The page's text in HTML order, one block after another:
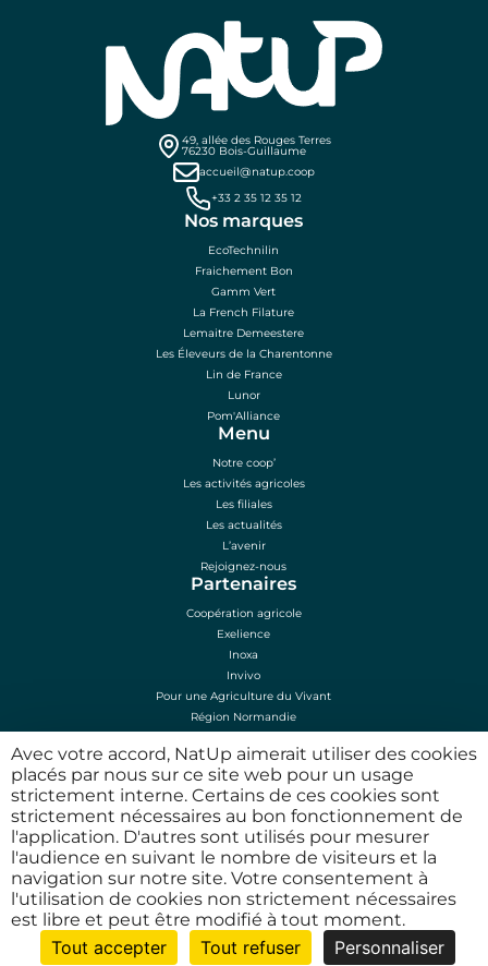
Avec votre accord, NatUp aimerait utiliser des cookies
placés par nous sur ce site web pour un usage
strictement interne. Certains de ces cookies sont
strictement nécessaires au bon fonctionnement de
l'application. D'autres sont utilisés pour mesurer
l'audience en suivant le nombre de visiteurs et la
navigation sur notre site. Votre consentement à
l'utilisation de cookies non strictement nécessaires
est libre et peut être modifié à tout moment.
Tout accepter Tout refuser Personnaliser
49, allée des Rouges Terres
76230 Bois-Guillaume
accueil@natup.coop
+33 2 35 12 35 12
Nos marques
EcoTechnilin
Fraichement Bon
Gamm Vert
La French Filature
Lemaitre Demeestere
Les Éleveurs de la Charentonne
Lin de France
Lunor
Pom'Alliance
Menu
Notre coop’
Les activités agricoles
Les filiales
Les actualités
L’avenir
Rejoignez-nous
Partenaires
Coopération agricole
Exelience
Inoxa
Invivo
Pour une Agriculture du Vivant
Région Normandie
Mentions légales
Mentions légales
Plan du site
Conditions d’utilisation
Politique de confidentialité
N° Agrément phyto HN00131
© 2026 NatUp. Tous droits réservés.